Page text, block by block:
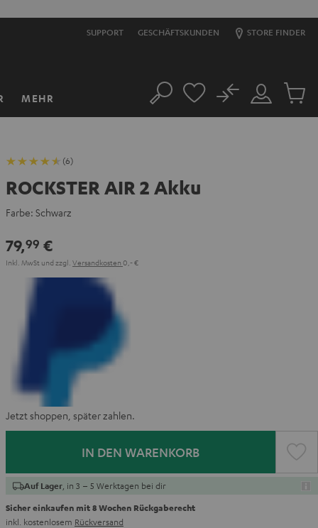
SUPPORT GESCHÄFTSKUNDEN STORE FINDER
MEHR Suche
Mein
Konto
No
Artikel
(6)
ROCKSTER AIR 2 Akku
Farbe: Schwarz
79,99 €
Inkl. MwSt und zzgl. Versandkosten 0,‐ €
Jetzt shoppen, später zahlen.
IN DEN WARENKORB
Auf Lager , in 3 – 5 Werktagen bei dir
Sicher einkaufen mit 8 Wochen Rückgaberecht
inkl. kostenlosem Rückversand